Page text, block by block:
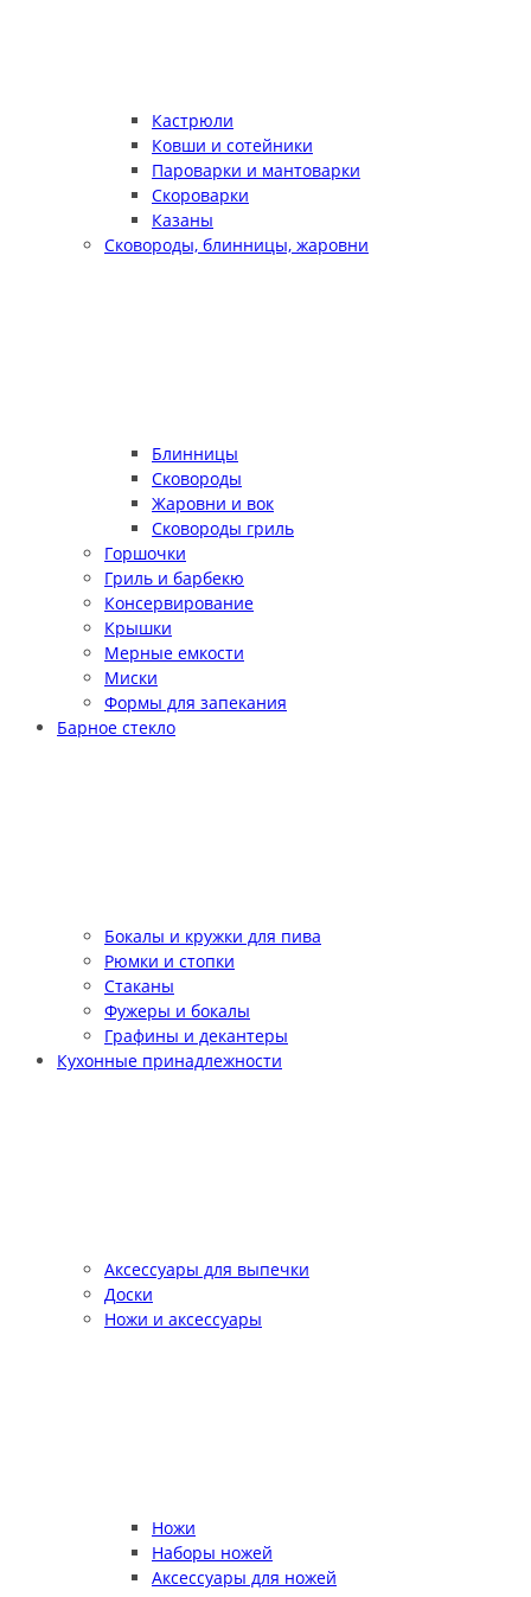
Кастрюли
Ковши и сотейники
Пароварки и мантоварки
Скороварки
Казаны
Сковороды, блинницы, жаровни
Блинницы
Сковороды
Жаровни и вок
Сковороды гриль
Горшочки
Гриль и барбекю
Консервирование
Крышки
Мерные емкости
Миски
Формы для запекания
Барное стекло
Бокалы и кружки для пива
Рюмки и стопки
Стаканы
Фужеры и бокалы
Графины и декантеры
Кухонные принадлежности
Аксессуары для выпечки
Доски
Ножи и аксессуары
Ножи
Наборы ножей
Аксессуары для ножей